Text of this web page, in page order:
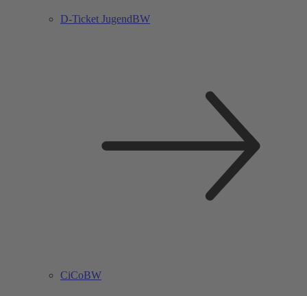
D-Ticket JugendBW
CiCoBW